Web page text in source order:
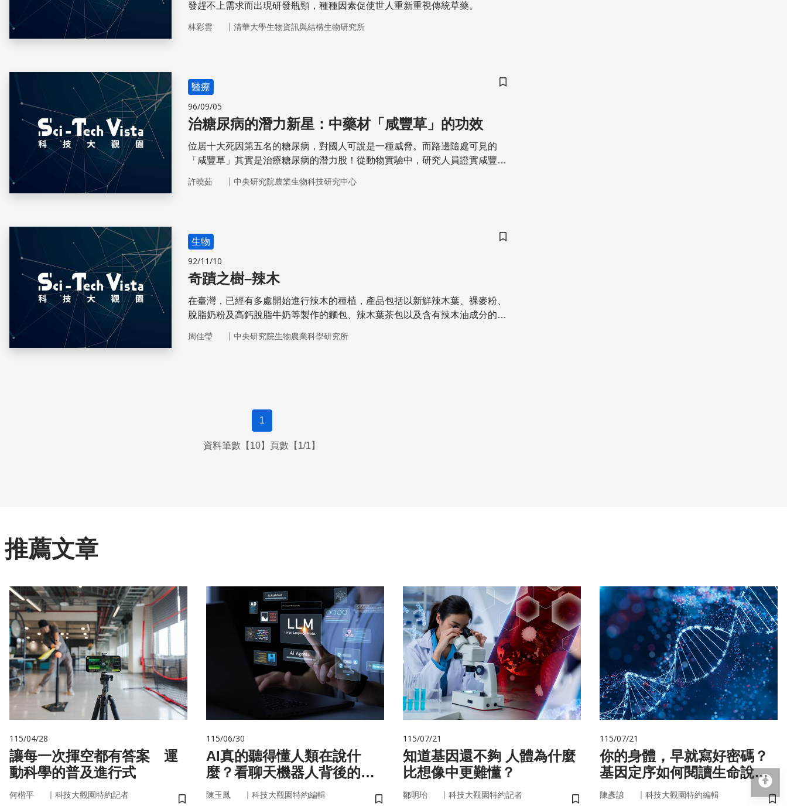
發趕不上需求而出現研發瓶頸，種種因素促使世人重新重視傳統草藥。
林彩雲 ｜ 清華大學生物資訊與結構生物研究所
儲存書籤
醫療
96/09/05
治糖尿病的潛力新星：中藥材「咸豐草」的功效
位居十大死因第五名的糖尿病，對國人可說是一種威脅。而路邊隨處可見的
「咸豐草」其實是治療糖尿病的潛力股！從動物實驗中，研究人員證實咸豐草
許曉茹 ｜ 中央研究院農業生物科技研究中心
儲存書籤
生物
92/11/10
奇蹟之樹–辣木
在臺灣，已經有多處開始進行辣木的種植，產品包括以新鮮辣木葉、裸麥粉、
脫脂奶粉及高鈣脫脂牛奶等製作的麵包、辣木葉茶包以及含有辣木油成分的洗
周佳瑩 ｜ 中央研究院生物農業科學研究所
1
資料筆數【10】頁數【1/1】
推薦文章
115/04/28
讓每一次揮空都有答案 運
動科學的普及進行式
何楷平 ｜ 科技大觀園特約記者
115/06/30
AI真的聽得懂人類在說什
麼？看聊天機器人背後的語
言科技
陳玉鳳 ｜ 科技大觀園特約編輯
115/07/21
知道基因還不夠 人體為什麼
比想像中更難懂？
鄒明珆 ｜ 科技大觀園特約記者
115/07/21
你的身體，早就寫好密碼？
基因定序如何閱讀生命說明
書
陳彥諺 ｜ 科技大觀園特約編輯
回